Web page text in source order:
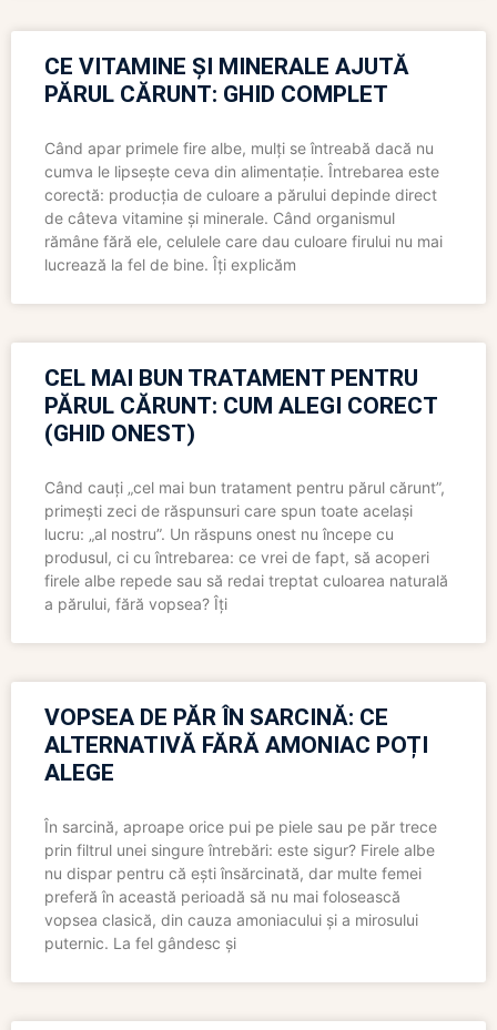
CE VITAMINE ȘI MINERALE AJUTĂ
PĂRUL CĂRUNT: GHID COMPLET
Când apar primele fire albe, mulți se întreabă dacă nu
cumva le lipsește ceva din alimentație. Întrebarea este
corectă: producția de culoare a părului depinde direct
de câteva vitamine și minerale. Când organismul
rămâne fără ele, celulele care dau culoare firului nu mai
lucrează la fel de bine. Îți explicăm
CEL MAI BUN TRATAMENT PENTRU
PĂRUL CĂRUNT: CUM ALEGI CORECT
(GHID ONEST)
Când cauți „cel mai bun tratament pentru părul cărunt”,
primești zeci de răspunsuri care spun toate același
lucru: „al nostru”. Un răspuns onest nu începe cu
produsul, ci cu întrebarea: ce vrei de fapt, să acoperi
firele albe repede sau să redai treptat culoarea naturală
a părului, fără vopsea? Îți
VOPSEA DE PĂR ÎN SARCINĂ: CE
ALTERNATIVĂ FĂRĂ AMONIAC POȚI
ALEGE
În sarcină, aproape orice pui pe piele sau pe păr trece
prin filtrul unei singure întrebări: este sigur? Firele albe
nu dispar pentru că ești însărcinată, dar multe femei
preferă în această perioadă să nu mai folosească
vopsea clasică, din cauza amoniacului și a mirosului
puternic. La fel gândesc și